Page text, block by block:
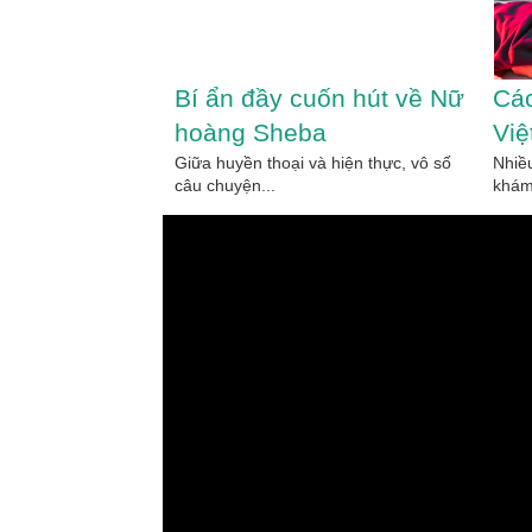
Bí ẩn đầy cuốn hút về Nữ
hoàng Sheba
Giữa huyền thoại và hiện thực, vô số
câu chuyện...